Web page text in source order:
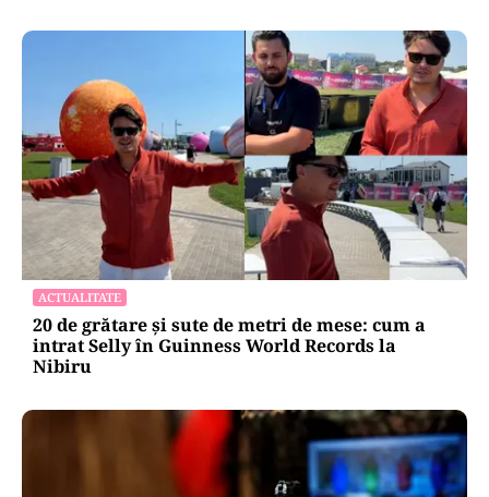
ACTUALITATE
20 de grătare și sute de metri de mese: cum a
intrat Selly în Guinness World Records la
Nibiru